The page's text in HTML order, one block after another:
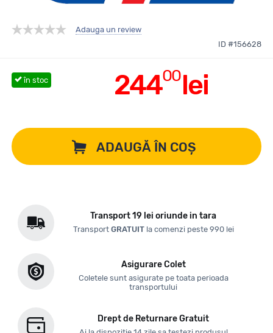
Adauga un review
ID #156628
24400lei
în stoc
ADAUGĂ ÎN COȘ
Transport 19 lei oriunde in tara
Transport GRATUITla comenzi peste 990 lei
Asigurare Colet
Coletele sunt asigurate pe toata perioada
transportului
Drept de Returnare Gratuit